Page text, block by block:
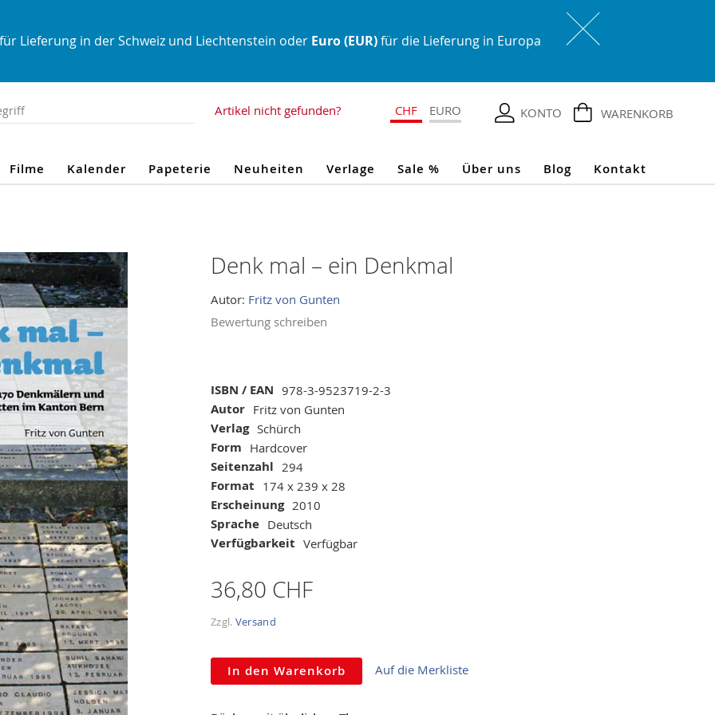
für Lieferung in der Schweiz und Liechtenstein oder Euro (EUR)für die Lieferung in Europa
WARENKORB
KONTO
Artikel nicht gefunden? CHF EURO
Filme Kalender Papeterie Neuheiten Verlage Sale % Über uns Blog Kontakt
Denk mal – ein Denkmal
Autor: Fritz von Gunten
Bewertung schreiben
Mehr
Informationen
ISBN / EAN 978-3-9523719-2-3
Autor Fritz von Gunten
Verlag Schürch
Form Hardcover
Seitenzahl 294
Format 174 x 239 x 28
Erscheinung 2010
Sprache Deutsch
Verfügbarkeit Verfügbar
36,80 CHF
Zzgl. Versand
In den Warenkorb Auf die Merkliste